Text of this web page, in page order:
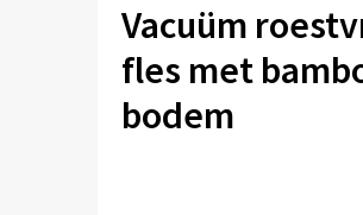
Vacuüm
fles met
bodem